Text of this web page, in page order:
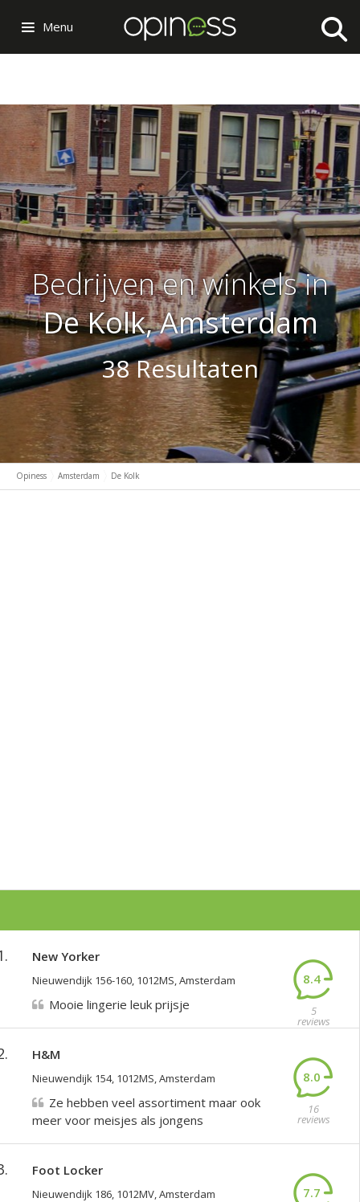
Bedrijven en winkels in
De Kolk, Amsterdam
38 Resultaten
Menu
Opiness Amsterdam De Kolk
New Yorker
Nieuwendijk 156-160, 1012MS, Amsterdam 8.4
5
reviews
Mooie lingerie leuk prijsje
H&M
Nieuwendijk 154, 1012MS, Amsterdam 8.0
16
reviews
Ze hebben veel assortiment maar ook
meer voor meisjes als jongens
Foot Locker
Nieuwendijk 186, 1012MV, Amsterdam 7.7